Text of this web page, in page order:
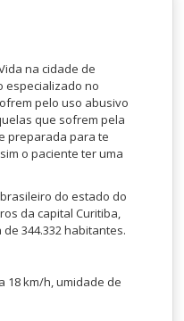
na cidade de
especializado no
pelo uso abusivo
que sofrem pela
preparada para te
o paciente ter uma
do estado do
da capital Curitiba,
344.332 habitantes.
18 km/h, umidade de